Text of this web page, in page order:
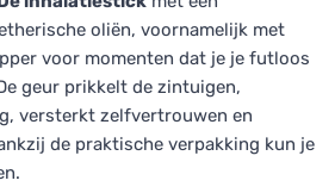
oliën, voornamelijk met
voor momenten dat je je futloos
geur prikkelt de zintuigen,
versterkt zelfvertrouwen en
de praktische verpakking kun je